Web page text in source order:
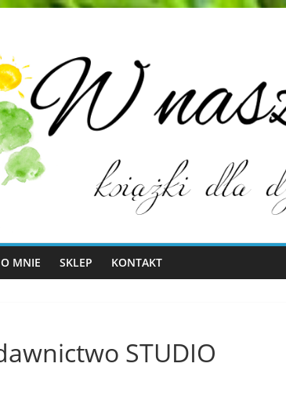
O MNIE SKLEP KONTAKT
STUDIO